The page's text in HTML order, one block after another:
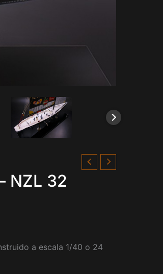
NZL 32
a escala 1/40 o 24